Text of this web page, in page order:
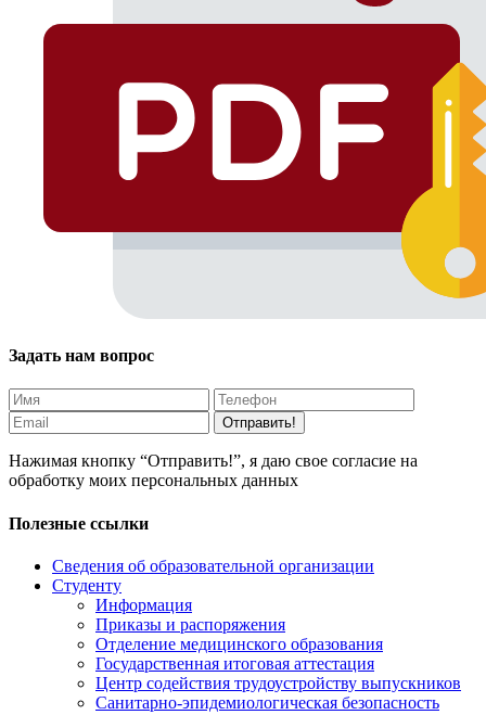
Задать нам вопрос
Отправить!
Нажимая кнопку “Отправить!”, я даю свое согласие на
обработку моих персональных данных
Полезные ссылки
Сведения об образовательной организации
Студенту
Информация
Приказы и распоряжения
Отделение медицинского образования
Государственная итоговая аттестация
Центр содействия трудоустройству выпускников
Санитарно-эпидемиологическая безопасность